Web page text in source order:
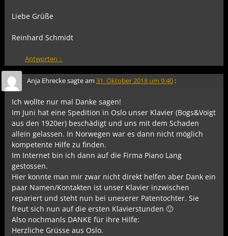
Liebe Grüße
Reinhard Schmidt
Antworten ↓
Anja Ehreckesagte am 31. Oktober 2018 um 9:40 :
Ich wollte nur mal Danke sagen!
Im Juni hat eine Spedition in Oslo unser Klavier (Bogs&Voigt
aus den 1920er) beschädigt und uns mit dem Schaden
allein gelassen. In Norwegen war es dann nicht möglich
kompetente Hilfe zu finden.
Im Internet bin ich dann auf die Firma Piano Lang
gestossen.
Hier konnte man mir zwar nicht direkt helfen aber Dank ein
paar Namen/Kontakten ist unser Klavier inzwischen
repariert und steht nun bei uneserer Patentochter. Sie
freut sich nun auf die ersten Klavierstunden 🙂
Also nochmanls DANKE für ihre Hilfe:
Herzliche Grüsse aus Oslo.